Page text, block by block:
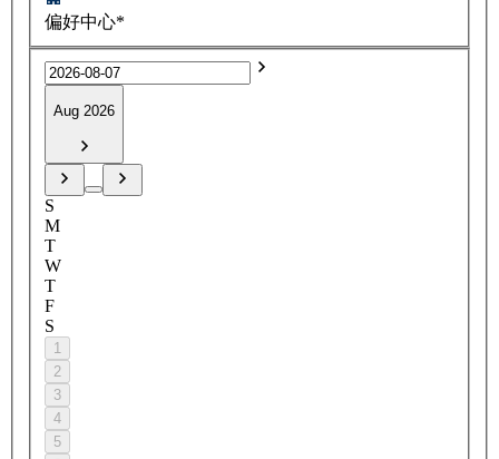
偏好中心*
Aug 2026
S
M
T
W
T
F
S
1
2
3
4
5